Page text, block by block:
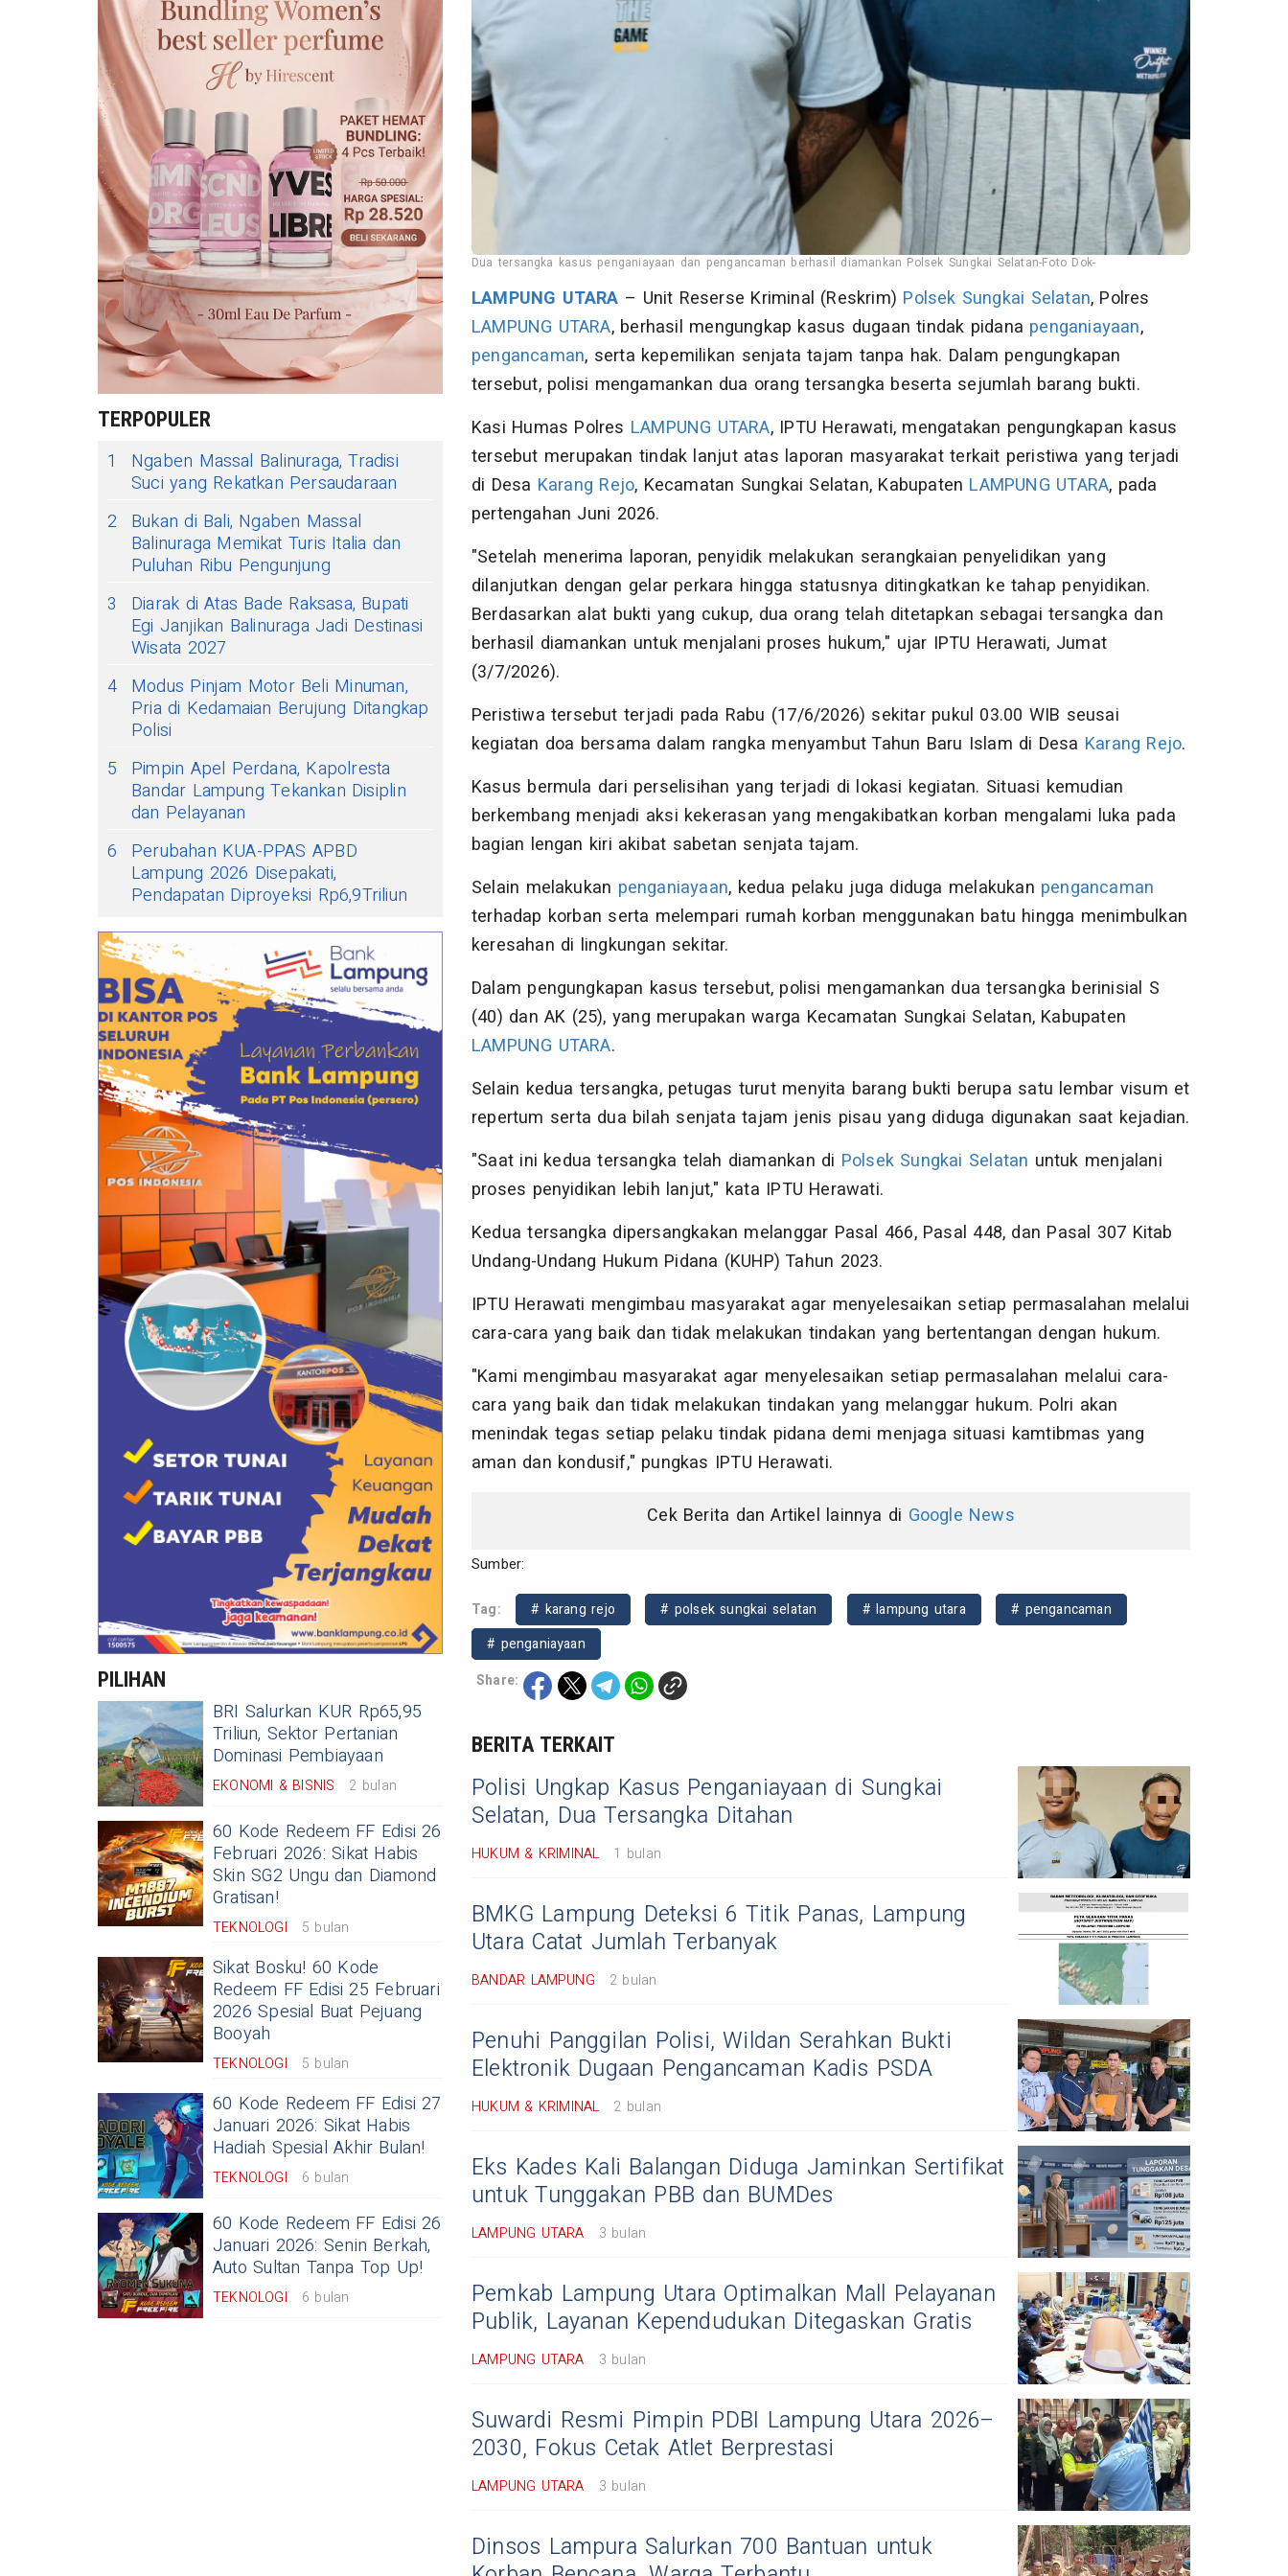
TERPOPULER
1
Ngaben Massal Balinuraga, Tradisi
Suci yang Rekatkan Persaudaraan
2
Bukan di Bali, Ngaben Massal
Balinuraga Memikat Turis Italia dan
Puluhan Ribu Pengunjung
3
Diarak di Atas Bade Raksasa, Bupati
Egi Janjikan Balinuraga Jadi Destinasi
Wisata 2027
4 Modus Pinjam Motor Beli Minuman,
Pria di Kedamaian Berujung Ditangkap
Polisi
5
Pimpin Apel Perdana, Kapolresta
Bandar Lampung Tekankan Disiplin
dan Pelayanan
6
Perubahan KUA-PPAS APBD
Lampung 2026 Disepakati,
Pendapatan Diproyeksi Rp6,9Triliun
PILIHAN
BRI Salurkan KUR Rp65,95
Triliun, Sektor Pertanian
Dominasi Pembiayaan
EKONOMI & BISNIS 2 bulan
60 Kode Redeem FF Edisi 26
Februari 2026: Sikat Habis
Skin SG2 Ungu dan Diamond
Gratisan!
TEKNOLOGI 5 bulan
Sikat Bosku! 60 Kode
Redeem FF Edisi 25 Februari
2026 Spesial Buat Pejuang
Booyah
TEKNOLOGI 5 bulan
60 Kode Redeem FF Edisi 27
Januari 2026: Sikat Habis
Hadiah Spesial Akhir Bulan!
TEKNOLOGI 6 bulan
60 Kode Redeem FF Edisi 26
Januari 2026: Senin Berkah,
Auto Sultan Tanpa Top Up!
TEKNOLOGI 6 bulan
Dua tersangka kasus penganiayaan dan pengancaman berhasil diamankan Polsek Sungkai Selatan-Foto Dok-
LAMPUNG UTARA – Unit Reserse Kriminal (Reskrim) Polsek Sungkai Selatan, Polres
LAMPUNG UTARA, berhasil mengungkap kasus dugaan tindak pidana penganiayaan,
pengancaman, serta kepemilikan senjata tajam tanpa hak. Dalam pengungkapan
tersebut, polisi mengamankan dua orang tersangka beserta sejumlah barang bukti.
Kasi Humas Polres LAMPUNG UTARA, IPTU Herawati, mengatakan pengungkapan kasus
tersebut merupakan tindak lanjut atas laporan masyarakat terkait peristiwa yang terjadi
di Desa Karang Rejo, Kecamatan Sungkai Selatan, Kabupaten LAMPUNG UTARA, pada
pertengahan Juni 2026.
"Setelah menerima laporan, penyidik melakukan serangkaian penyelidikan yang
dilanjutkan dengan gelar perkara hingga statusnya ditingkatkan ke tahap penyidikan.
Berdasarkan alat bukti yang cukup, dua orang telah ditetapkan sebagai tersangka dan
berhasil diamankan untuk menjalani proses hukum," ujar IPTU Herawati, Jumat
(3/7/2026).
Peristiwa tersebut terjadi pada Rabu (17/6/2026) sekitar pukul 03.00 WIB seusai
kegiatan doa bersama dalam rangka menyambut Tahun Baru Islam di Desa Karang Rejo.
Kasus bermula dari perselisihan yang terjadi di lokasi kegiatan. Situasi kemudian
berkembang menjadi aksi kekerasan yang mengakibatkan korban mengalami luka pada
bagian lengan kiri akibat sabetan senjata tajam.
Selain melakukan penganiayaan, kedua pelaku juga diduga melakukan pengancaman
terhadap korban serta melempari rumah korban menggunakan batu hingga menimbulkan
keresahan di lingkungan sekitar.
Dalam pengungkapan kasus tersebut, polisi mengamankan dua tersangka berinisial S
(40) dan AK (25), yang merupakan warga Kecamatan Sungkai Selatan, Kabupaten
LAMPUNG UTARA.
Selain kedua tersangka, petugas turut menyita barang bukti berupa satu lembar visum et
repertum serta dua bilah senjata tajam jenis pisau yang diduga digunakan saat kejadian.
"Saat ini kedua tersangka telah diamankan di Polsek Sungkai Selatan untuk menjalani
proses penyidikan lebih lanjut," kata IPTU Herawati.
Kedua tersangka dipersangkakan melanggar Pasal 466, Pasal 448, dan Pasal 307 Kitab
Undang-Undang Hukum Pidana (KUHP) Tahun 2023.
IPTU Herawati mengimbau masyarakat agar menyelesaikan setiap permasalahan melalui
cara-cara yang baik dan tidak melakukan tindakan yang bertentangan dengan hukum.
"Kami mengimbau masyarakat agar menyelesaikan setiap permasalahan melalui cara-
cara yang baik dan tidak melakukan tindakan yang melanggar hukum. Polri akan
menindak tegas setiap pelaku tindak pidana demi menjaga situasi kamtibmas yang
aman dan kondusif," pungkas IPTU Herawati.
Cek Berita dan Artikel lainnya di Google News
Sumber:
Tag: # karang rejo # polsek sungkai selatan # lampung utara
# pengancaman
# penganiayaan
Share:
BERITA TERKAIT
Polisi Ungkap Kasus Penganiayaan di Sungkai
Selatan, Dua Tersangka Ditahan
HUKUM & KRIMINAL 1 bulan
BMKG Lampung Deteksi 6 Titik Panas, Lampung
Utara Catat Jumlah Terbanyak
BANDAR LAMPUNG 2 bulan
Penuhi Panggilan Polisi, Wildan Serahkan Bukti
Elektronik Dugaan Pengancaman Kadis PSDA
HUKUM & KRIMINAL 2 bulan
Eks Kades Kali Balangan Diduga Jaminkan Sertifikat
untuk Tunggakan PBB dan BUMDes
LAMPUNG UTARA 3 bulan
Pemkab Lampung Utara Optimalkan Mall Pelayanan
Publik, Layanan Kependudukan Ditegaskan Gratis
LAMPUNG UTARA 3 bulan
Suwardi Resmi Pimpin PDBI Lampung Utara 2026–
2030, Fokus Cetak Atlet Berprestasi
LAMPUNG UTARA 3 bulan
Dinsos Lampura Salurkan 700 Bantuan untuk